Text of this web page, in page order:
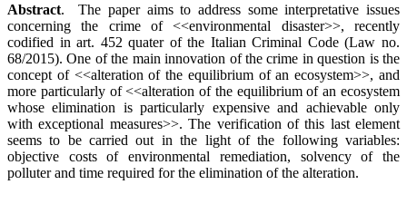
Abstract. The paper aims to address some interpretative issues
concerning the crime of <<environmental disaster>>, recently
codified in art. 452 quater of the Italian Criminal Code (Law no.
68/2015). One of the main innovation of the crime in question is the
concept of <<alteration of the equilibrium of an ecosystem>>, and
more particularly of <<alteration of the equilibrium of an ecosystem
whose elimination is particularly expensive and achievable only
with exceptional measures>>. The verification of this last element
seems to be carried out in the light of the following variables:
objective costs of environmental remediation, solvency of the
polluter and time required for the elimination of the alteration.